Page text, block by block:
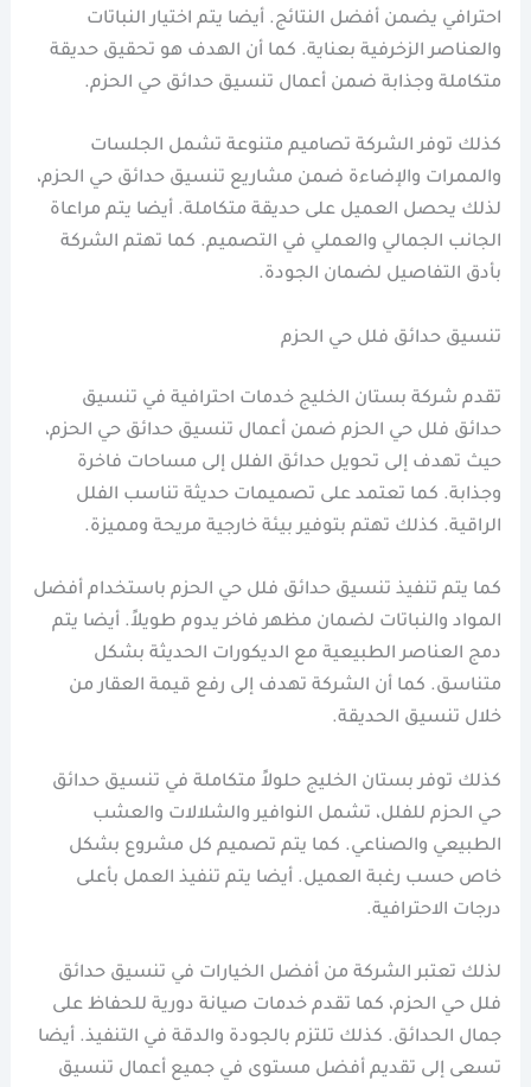
احترافي يضمن أفضل النتائج. أيضا يتم اختيار النباتات
والعناصر الزخرفية بعناية. كما أن الهدف هو تحقيق حديقة
متكاملة وجذابة ضمن أعمال تنسيق حدائق حي الحزم.
كذلك توفر الشركة تصاميم متنوعة تشمل الجلسات
والممرات والإضاءة ضمن مشاريع تنسيق حدائق حي الحزم،
لذلك يحصل العميل على حديقة متكاملة. أيضا يتم مراعاة
الجانب الجمالي والعملي في التصميم. كما تهتم الشركة
بأدق التفاصيل لضمان الجودة.
تنسيق حدائق فلل حي الحزم
تقدم شركة بستان الخليج خدمات احترافية في تنسيق
حدائق فلل حي الحزم ضمن أعمال تنسيق حدائق حي الحزم،
حيث تهدف إلى تحويل حدائق الفلل إلى مساحات فاخرة
وجذابة. كما تعتمد على تصميمات حديثة تناسب الفلل
الراقية. كذلك تهتم بتوفير بيئة خارجية مريحة ومميزة.
كما يتم تنفيذ تنسيق حدائق فلل حي الحزم باستخدام أفضل
المواد والنباتات لضمان مظهر فاخر يدوم طويلاً. أيضا يتم
دمج العناصر الطبيعية مع الديكورات الحديثة بشكل
متناسق. كما أن الشركة تهدف إلى رفع قيمة العقار من
خلال تنسيق الحديقة.
كذلك توفر بستان الخليج حلولاً متكاملة في تنسيق حدائق
حي الحزم للفلل، تشمل النوافير والشلالات والعشب
الطبيعي والصناعي. كما يتم تصميم كل مشروع بشكل
خاص حسب رغبة العميل. أيضا يتم تنفيذ العمل بأعلى
درجات الاحترافية.
لذلك تعتبر الشركة من أفضل الخيارات في تنسيق حدائق
فلل حي الحزم، كما تقدم خدمات صيانة دورية للحفاظ على
جمال الحدائق. كذلك تلتزم بالجودة والدقة في التنفيذ. أيضا
تسعى إلى تقديم أفضل مستوى في جميع أعمال تنسيق